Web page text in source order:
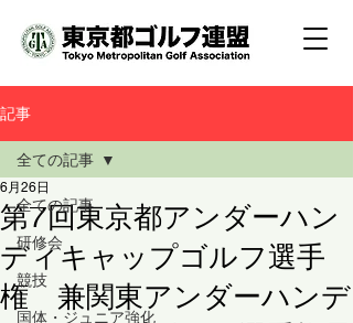
記事
全ての記事
研修会
競技
国体・ジュニア強化
全ての記事
第7回東京都アンダーハン
ディキャップゴルフ選手
権 兼関東アンダーハンデ
6月26日